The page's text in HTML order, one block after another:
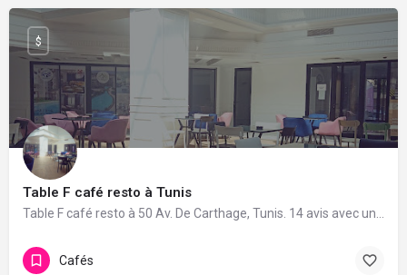
Table F café resto à Tunis
Table F café resto à 50 Av. De Carthage, Tunis. 14 avis avec une note de 4.8/5.
$
Cafés